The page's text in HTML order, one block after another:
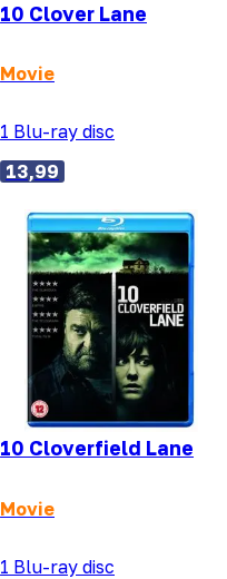
10 Clover Lane
Movie
1 Blu-ray disc
13,99
10 Cloverfield Lane
Movie
1 Blu-ray disc